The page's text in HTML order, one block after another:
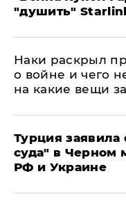
"душить"
Наки раскрыл
о войне и чего
на какие вещи
Турция заявила
суда" в Черном
РФ и Украине